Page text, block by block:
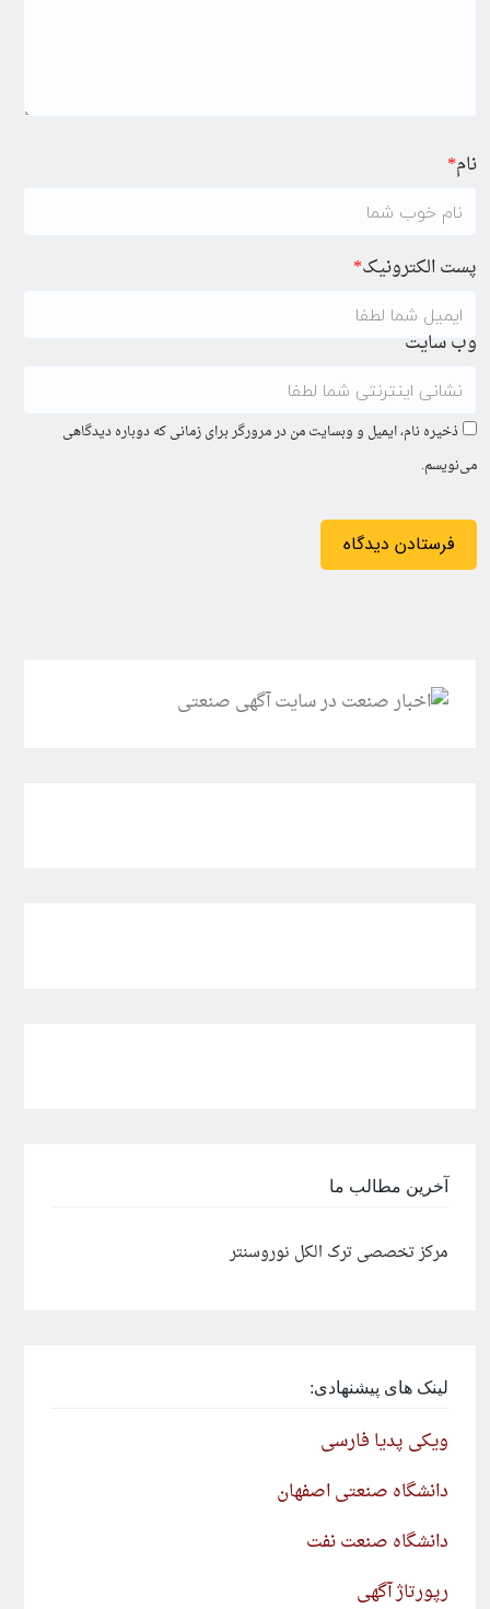
نام*
پست الکترونیک*
وب سایت
ذخیره نام، ایمیل و وبسایت من در مرورگر برای زمانی که دوباره دیدگاهی
می‌نویسم.
آخرین مطالب ما
مرکز تخصصی ترک الکل نوروسنتر
لینک های پیشنهادی:
ویکی پدیا فارسی
دانشگاه صنعتی اصفهان
دانشگاه صنعت نفت
رپورتاژ آگهی